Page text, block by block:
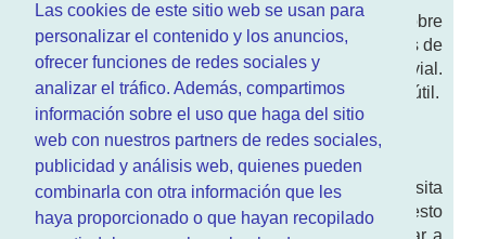
Las cookies de este sitio web se usan para
personalizar el contenido y los anuncios,
ofrecer funciones de redes sociales y
analizar el tráfico. Además, compartimos
información sobre el uso que haga del sitio
web con nuestros partners de redes sociales,
publicidad y análisis web, quienes pueden
combinarla con otra información que les
haya proporcionado o que hayan recopilado
Enwww.RenovarCarnet.com Te contamos sobre
larenovación del permisode conducir, noticias de
actualidad motor y sobre todo seguridad vial.
Ademas tenemos todo tipo de información DGT útil.
¿Quienes somos?
Quieres saber quien mantiene la pagina, visita
nuestrasección de contacto. Aquí tienes nuesto